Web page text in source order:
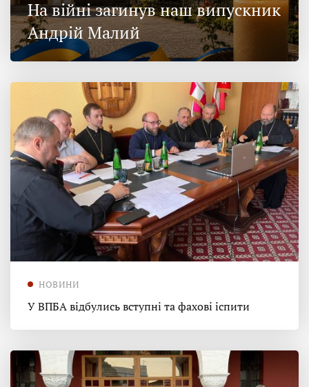
На війні загинув наш випускник
Андрій Малий
НОВИНИ
У ВПБА відбулись вступні та фахові іспити